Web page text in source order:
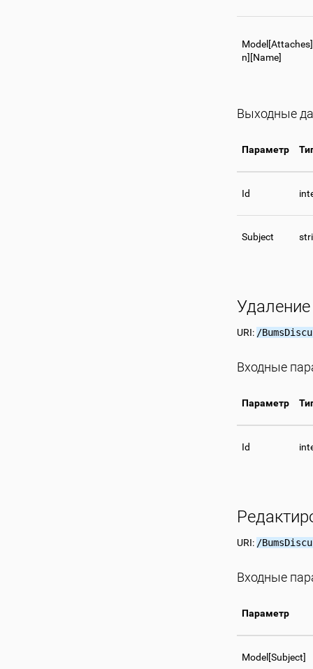
n][Name]
Выходные
Параметр
Id
Subject
URI: /
Входные
Параметр
Id
URI: /
Входные
Параметр
Model[Subject]